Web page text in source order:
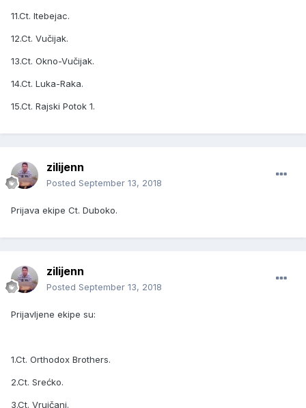
11.Ct. Itebejac.
12.Ct. Vučijak.
13.Ct. Okno-Vučijak.
14.Ct. Luka-Raka.
15.Ct. Rajski Potok 1.
zilijenn
Posted September 13, 2018
Prijava ekipe Ct. Duboko.
zilijenn
Posted September 13, 2018
Prijavljene ekipe su:
1.Ct. Orthodox Brothers.
2.Ct. Srećko.
3.Ct. Vrujčani.